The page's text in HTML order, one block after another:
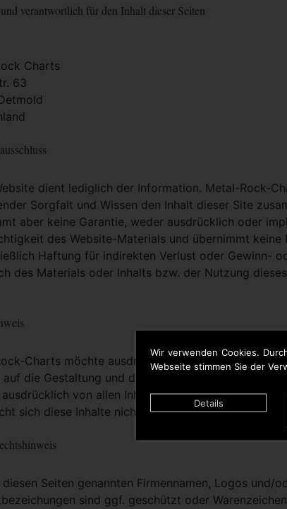
Wir verwenden Cookies.
Webseite stimmen Sie der
Details
verantwortlich für den Inhalt dieser Seiten
Charts
63
dient lediglich der Information. Metal-Rock-
Sorgfalt und Wissen den Inhalt dieser Site
aber keine Garantie, weder ausdrücklich oder
des Website-Materials und übernimmt keine
Haftung für indirekten Verlust oder Gewinn-
des Materials oder Inhalts bzw. der Nutzung
Charts möchte ausdrücklich darauf hinweisen,
auf die Gestaltung und die Inhalte gelinkter Seiten
von allen Inhalten aller gelinkten Seiten
sich diese Inhalte nicht zu Eigen.
Seiten genannten Firmennamen, Logos und/
sind ggf. geschützt oder